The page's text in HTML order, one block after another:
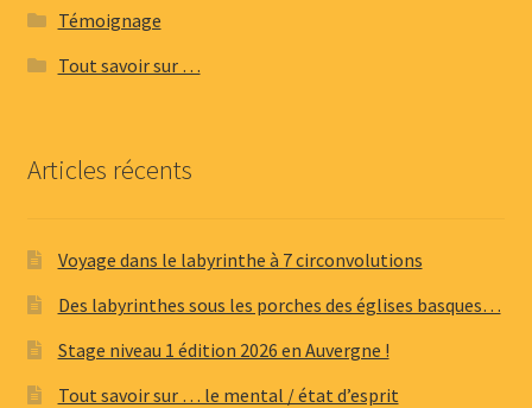
Témoignage
Tout savoir sur …
Articles récents
Voyage dans le labyrinthe à 7 circonvolutions
Des labyrinthes sous les porches des églises basques…
Stage niveau 1 édition 2026 en Auvergne !
Tout savoir sur … le mental / état d’esprit